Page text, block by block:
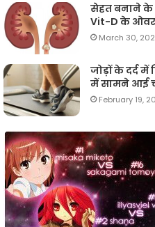
सेहत बनाने के
Vit-D के
March 30,
जोड़ों के दर्द
में सामने आई
February 19,